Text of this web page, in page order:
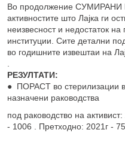
Во продолжение СУМИРАНИ
активностите што Лајка ги
неизвесност и недостаток
институции. Сите детални
во годишните извештаи на
.
РЕЗУЛТАТИ:
● ПОРАСТ во стерилизации
назначени раководства
под раководство на
- 1006 . Претходно: 2021г -